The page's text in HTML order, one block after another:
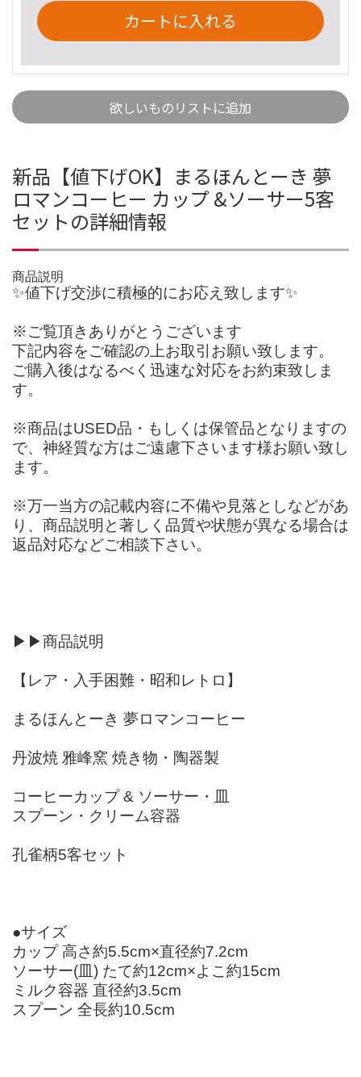
カートに入れる
欲しいものリストに追加
新品【値下げOK】まるほんとーき 夢
ロマンコーヒー カップ &ソーサー5客
セットの詳細情報
商品説明
✨値下げ交渉に積極的にお応え致します✨
※ご覧頂きありがとうございます
下記内容をご確認の上お取引お願い致します。
ご購入後はなるべく迅速な対応をお約束致しま
す。
※商品はUSED品・もしくは保管品となりますの
で、神経質な方はご遠慮下さいます様お願い致し
ます。
※万一当方の記載内容に不備や見落としなどがあ
り、商品説明と著しく品質や状態が異なる場合は
返品対応などご相談下さい。
▶︎▶︎商品説明
【レア・入手困難・昭和レトロ】
まるほんとーき 夢ロマンコーヒー
丹波焼 雅峰窯 焼き物・陶器製
コーヒーカップ & ソーサー・皿
スプーン・クリーム容器
孔雀柄5客セット
●サイズ
カップ 高さ約5.5cm×直径約7.2cm
ソーサー(皿) たて約12cm×よこ約15cm
ミルク容器 直径約3.5cm
スプーン 全長約10.5cm